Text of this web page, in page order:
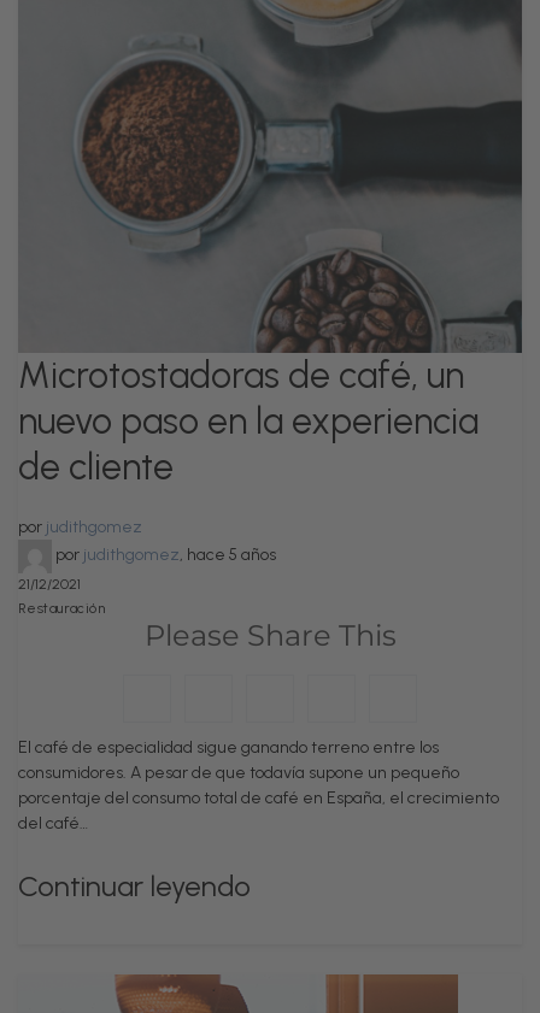
Microtostadoras de café, un
nuevo paso en la experiencia
de cliente
por judithgomez
por judithgomez, hace 5 años
21/12/2021
Restauración
Please Share This
El café de especialidad sigue ganando terreno entre los
consumidores. A pesar de que todavía supone un pequeño
porcentaje del consumo total de café en España, el crecimiento
del café…
Continuar leyendo